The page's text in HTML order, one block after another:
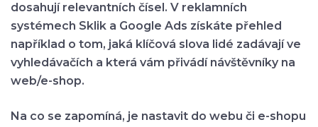
dosahují relevantních čísel. V reklamních
systémech Sklik a Google Ads získáte přehled
například o tom, jaká klíčová slova lidé zadávají ve
vyhledávačích a která vám přivádí návštěvníky na
web/e-shop.
Na co se zapomíná, je nastavit do webu či e-shopu